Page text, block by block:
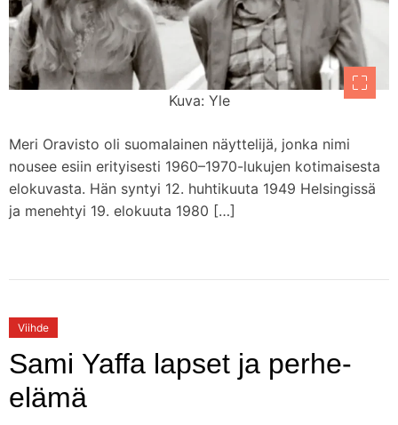
Kuva: Yle
Meri Oravisto oli suomalainen näyttelijä, jonka nimi
nousee esiin erityisesti 1960–1970-lukujen kotimaisesta
elokuvasta. Hän syntyi 12. huhtikuuta 1949 Helsingissä
ja menehtyi 19. elokuuta 1980 […]
Viihde
Sami Yaffa lapset ja perhe-
elämä